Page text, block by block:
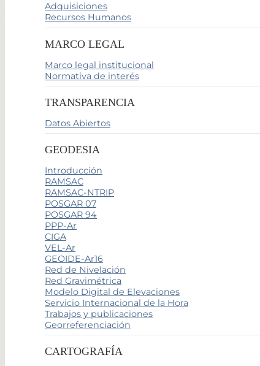
Adquisiciones
Recursos Humanos
MARCO LEGAL
Marco legal institucional
Normativa de interés
TRANSPARENCIA
Datos Abiertos
GEODESIA
Introducción
RAMSAC
RAMSAC-NTRIP
POSGAR 07
POSGAR 94
PPP-Ar
CIGA
VEL-Ar
GEOIDE-Ar16
Red de Nivelación
Red Gravimétrica
Modelo Digital de Elevaciones
Servicio Internacional de la Hora
Trabajos y publicaciones
Georreferenciación
CARTOGRAFÍA